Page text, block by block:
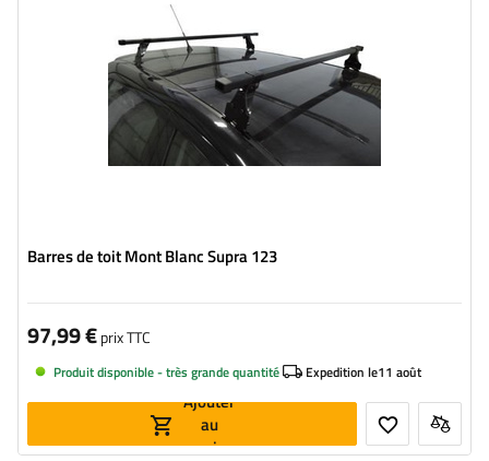
Barres de toit Mont Blanc Supra 123
97,99 €prix TTC
Produit disponible - très grande quantité Expedition le11 août
Ajouter
au
panier